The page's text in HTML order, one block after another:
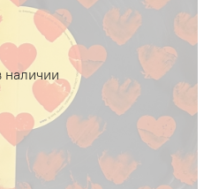
наличии